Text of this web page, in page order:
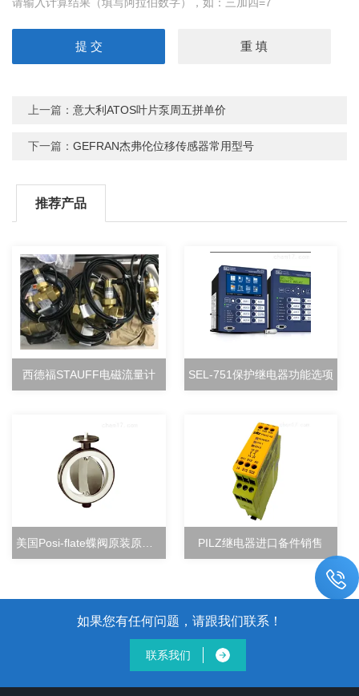
上一篇：意大利ATOS叶片泵周五拼单价
下一篇：GEFRAN杰弗伦位移传感器常用型号
推荐产品
西德福STAUFF电磁流量计 SEL-751保护继电器功能选项
PILZ继电器进口备件销售
如果您有任何问题，请跟我们联系！
联系我们